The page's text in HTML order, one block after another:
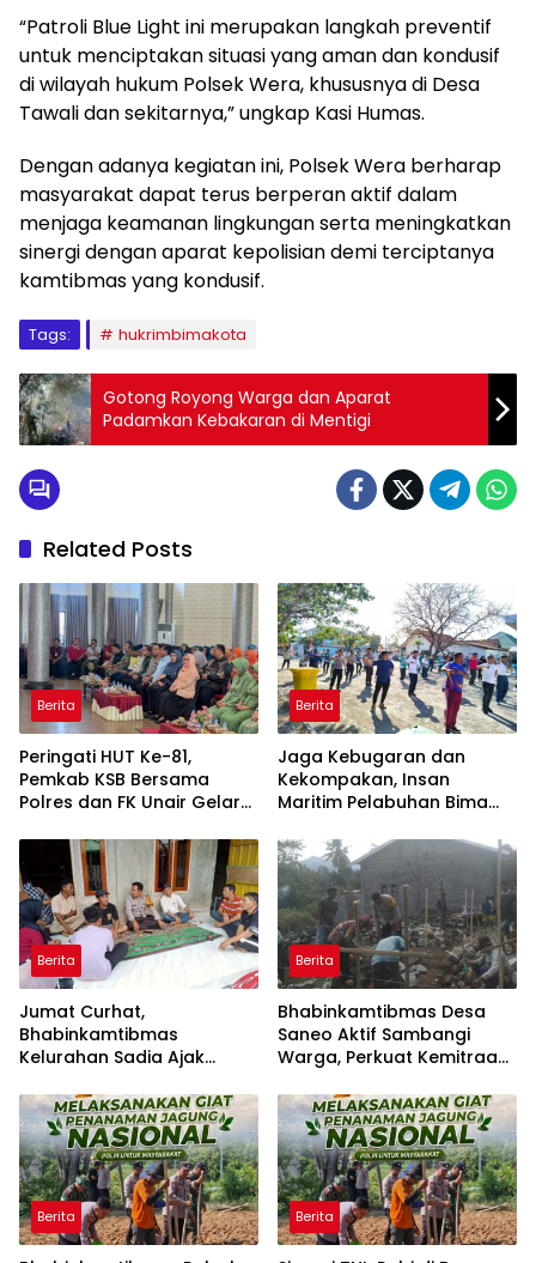
“Patroli Blue Light ini merupakan langkah preventif
untuk menciptakan situasi yang aman dan kondusif
di wilayah hukum Polsek Wera, khususnya di Desa
Tawali dan sekitarnya,” ungkap Kasi Humas.
Dengan adanya kegiatan ini, Polsek Wera berharap
masyarakat dapat terus berperan aktif dalam
menjaga keamanan lingkungan serta meningkatkan
sinergi dengan aparat kepolisian demi terciptanya
kamtibmas yang kondusif.
Tags: hukrimbimakota
Gotong Royong Warga dan Aparat
Padamkan Kebakaran di Mentigi
Related Posts
Berita
Peringati HUT Ke-81,
Pemkab KSB Bersama
Polres dan FK Unair Gelar
Hari Pertama Kehidupan”
Berita
Jaga Kebugaran dan
Kekompakan, Insan
Maritim Pelabuhan Bima
Berita
Jumat Curhat,
Bhabinkamtibmas
Kelurahan Sadia Ajak
Narkoba Demi Kamtibmas
Kondusif
Berita
Bhabinkamtibmas Desa
Saneo Aktif Sambangi
Warga, Perkuat Kemitraan
Kamtibmas
Berita Berita